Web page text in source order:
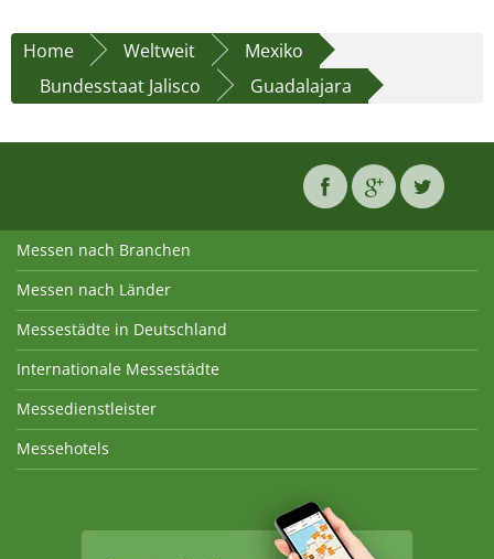
Home Weltweit
Mexiko
Bundesstaat Jalisco
Guadalajara
Messen nach Branchen
Messen nach Länder
Messestädte in Deutschland
Internationale Messestädte
Messedienstleister
Messehotels